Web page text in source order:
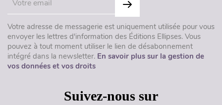
Votre adresse de messagerie est uniquement utilisée pour vous
envoyer les lettres d'information des Éditions Ellipses. Vous
pouvez à tout moment utiliser le lien de désabonnement
intégré dans la newsletter. En savoir plus sur la gestion de
vos données et vos droits
Suivez-nous sur